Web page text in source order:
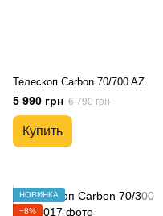
Телескоп Carbon 70/700 AZ
5 990 грн 6 790 грн
Купить
НОВИНКА
−8%